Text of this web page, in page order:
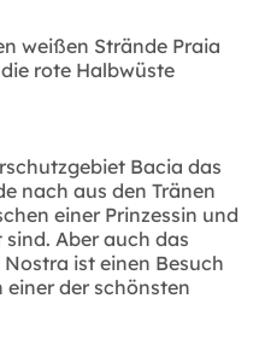
weißen Strände Praia
rote Halbwüste
Bacia das
nach aus den Tränen
einer Prinzessin und
Aber auch das
ist einen Besuch
der schönsten